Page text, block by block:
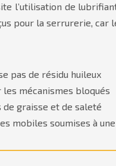
l’utilisation de
pour la serrurerie,
pas de résidu huileux
mécanismes bloqués
graisse et de saleté
mobiles soumises à